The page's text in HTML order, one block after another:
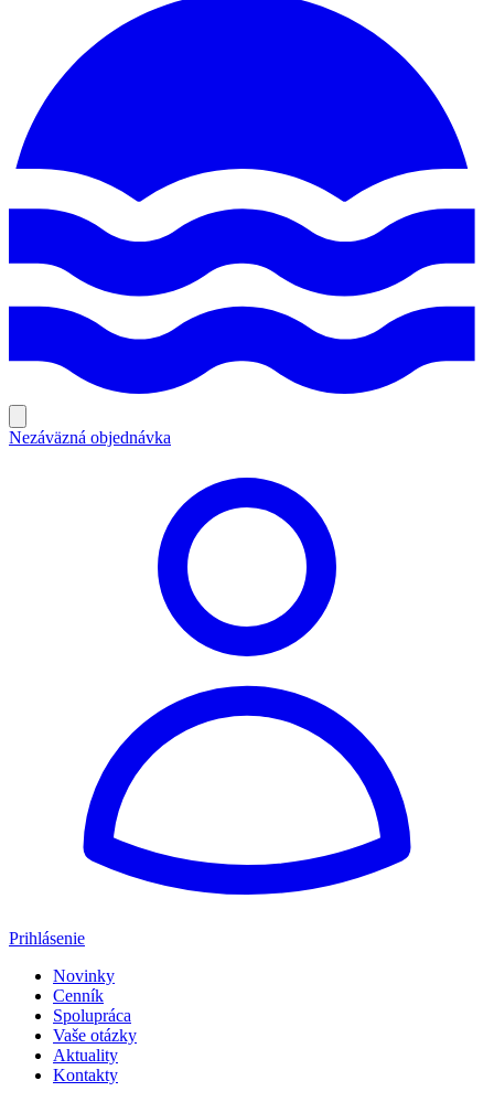
Nezáväzná objednávka
Prihlásenie
Novinky
Cenník
Spolupráca
Vaše otázky
Aktuality
Kontakty